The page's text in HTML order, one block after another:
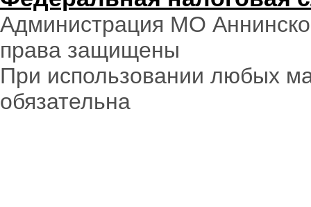
Администрация МО
права защищены
При использовании любых
обязательна